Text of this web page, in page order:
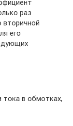
раз
вторичной
его
тока в обмотках,